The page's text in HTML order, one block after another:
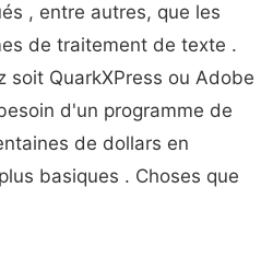
, entre autres, que les
de traitement de texte .
soit QuarkXPress ou Adobe
d'un programme de
de dollars en
basiques . Choses que